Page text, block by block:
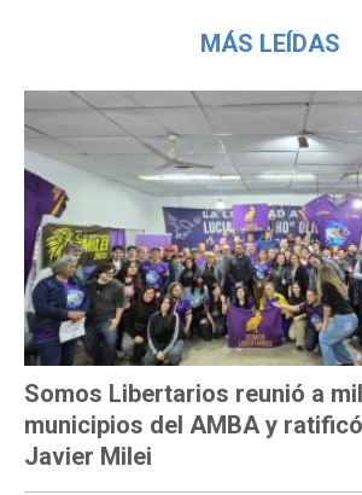
MÁS LEÍDAS
Somos Libertarios reunió a
municipios del AMBA y
Javier Milei